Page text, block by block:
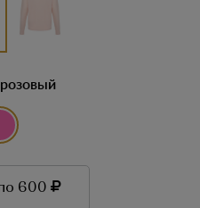
розовый
выбор цвета
600